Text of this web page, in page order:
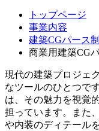
トップページ
事業内容
建築CGパース
商業用建築CG
現代の建築プロジェ
なツールのひとつで
は、その魅力を視覚
担っています。また
や内装のディテール